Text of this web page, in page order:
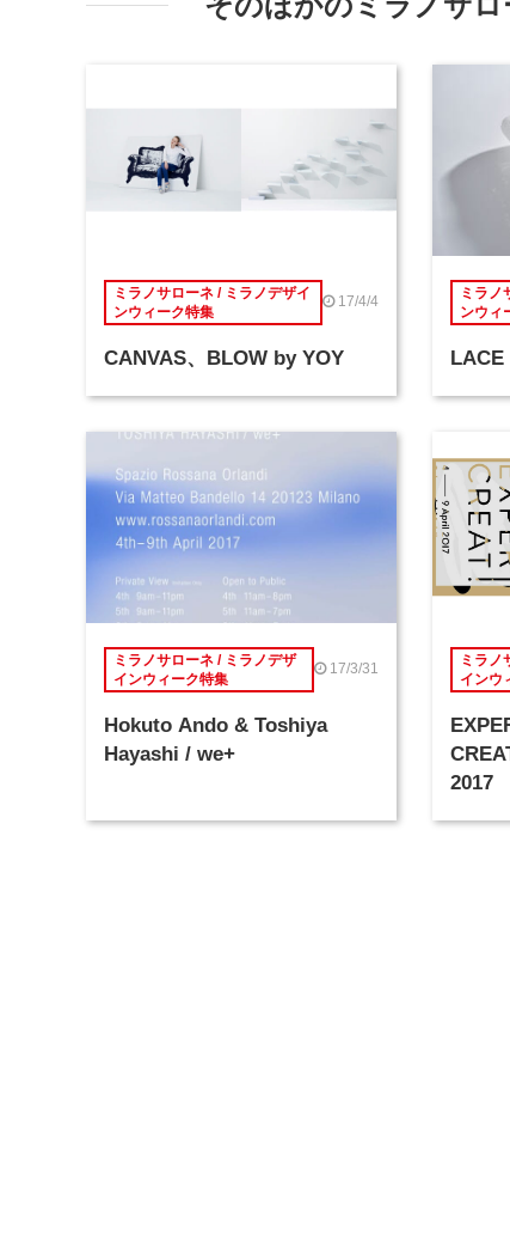
ミラノサローネ / ミラノデザイ
ンウィーク特集
17/4/4
CANVAS、BLOW by YOY
ミラノ
ンウィ
LACE
ミラノサローネ / ミラノデザ
インウィーク特集
17/3/31
Hokuto Ando & Toshiya
Hayashi / we+
ミラノ
インウ
2017